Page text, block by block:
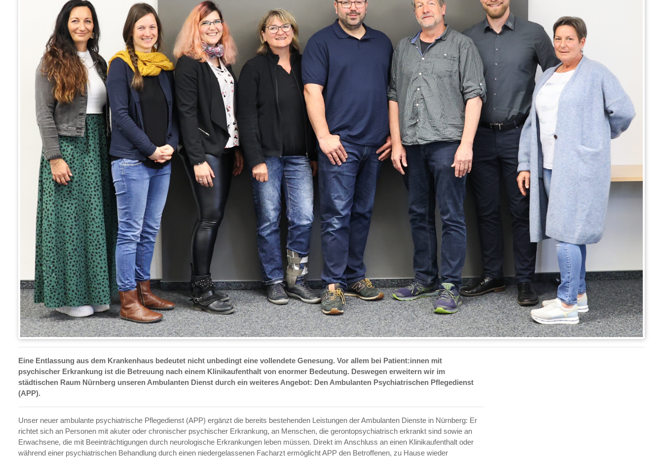
Eine Entlassung aus dem Krankenhaus bedeutet nicht unbedingt eine vollendete Genesung. Vor allem bei Patient:innen mit
psychischer Erkrankung ist die Betreuung nach einem Klinikaufenthalt von enormer Bedeutung. Deswegen erweitern wir im
städtischen Raum Nürnberg unseren Ambulanten Dienst durch ein weiteres Angebot: Den Ambulanten Psychiatrischen Pflegedienst
(APP).
Unser neuer ambulante psychiatrische Pflegedienst (APP) ergänzt die bereits bestehenden Leistungen der Ambulanten Dienste in Nürnberg: Er
richtet sich an Personen mit akuter oder chronischer psychischer Erkrankung, an Menschen, die gerontopsychiatrisch erkrankt sind sowie an
Erwachsene, die mit Beeinträchtigungen durch neurologische Erkrankungen leben müssen. Direkt im Anschluss an einen Klinikaufenthalt oder
während einer psychiatrischen Behandlung durch einen niedergelassenen Facharzt ermöglicht APP den Betroffenen, zu Hause wieder